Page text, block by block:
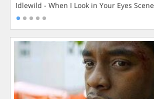
Idlewild - When I Look in Your Eyes Scene